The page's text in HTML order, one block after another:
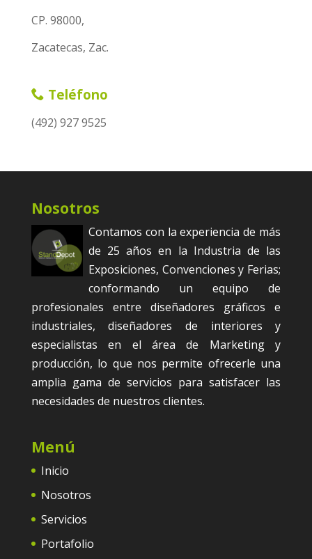
CP. 98000,
Zacatecas, Zac.
Teléfono
(492) 927 9525
Nosotros
Contamos con la experiencia de más
de 25 años en la Industria de las
Exposiciones, Convenciones y Ferias;
conformando un equipo de
profesionales entre diseñadores gráficos e
industriales, diseñadores de interiores y
especialistas en el área de Marketing y
producción, lo que nos permite ofrecerle una
amplia gama de servicios para satisfacer las
necesidades de nuestros clientes.
Menú
Inicio
Nosotros
Servicios
Portafolio